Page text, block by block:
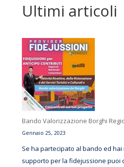
Ultimi articoli
Bando Valorizzazione Borghi
Gennaio 25, 2023
Se ha partecipato al bando ed
supporto per la fidejussione puoi